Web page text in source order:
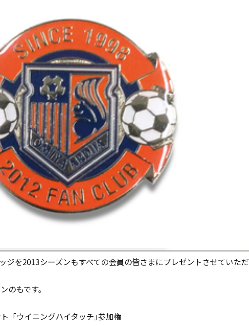
ジを2013シーズンもすべての会員の皆さまにプレゼントさせていただ
のもです。
「ウイニングハイタッチ｣参加権